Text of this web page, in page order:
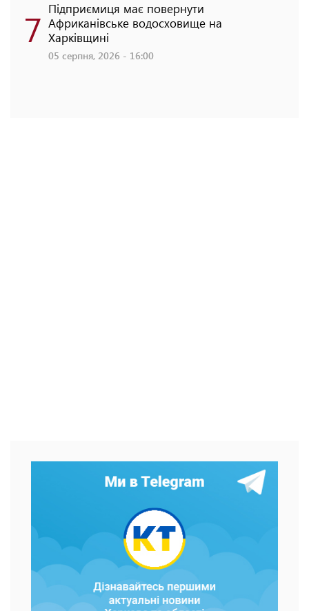
7 Підприємиця має повернути
Африканівське водосховище на
Харківщині
05 серпня, 2026 - 16:00